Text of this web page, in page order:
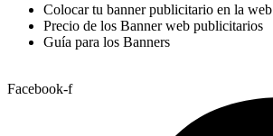
Colocar tu banner publicitario en la web
Precio de los Banner web publicitarios
Guía para los Banners
Facebook-f